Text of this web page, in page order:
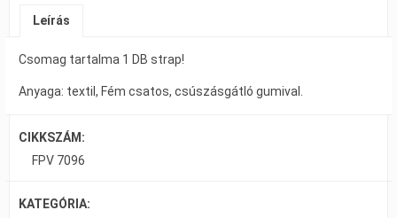
Leírás
Csomag tartalma 1 DB strap!
Anyaga: textil, Fém csatos, csúszásgátló gumival.
CIKKSZÁM:
FPV 7096
KATEGÓRIA: